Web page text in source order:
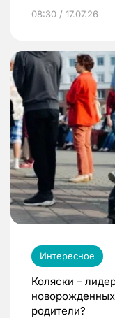
08:30 / 17.07.26
Интересное
Коляски –
родители?